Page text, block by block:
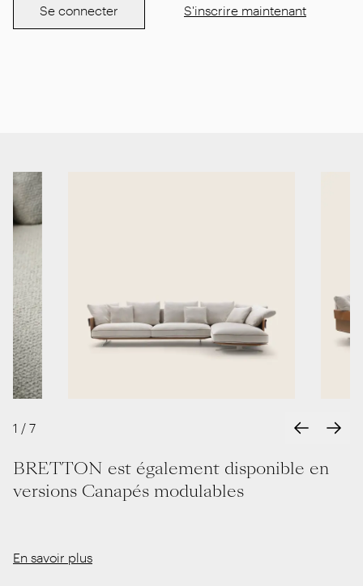
Se connecter S'inscrire maintenant
BRETTON est également disponible en
versions Canapés modulables
En savoir plus
1 / 7 Test Test